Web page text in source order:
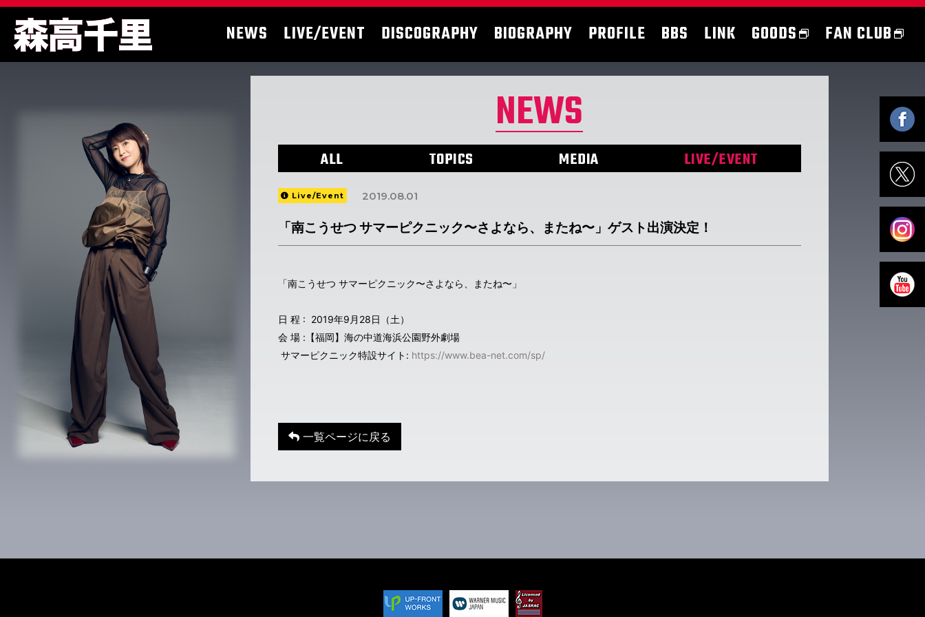
NEWS LIVE/EVENT DISCOGRAPHY BIOGRAPHY PROFILE BBS LINK GOODS FAN CLUB
NEWS
ALL TOPICS MEDIA LIVE/EVENT
Live/Event 2019.08.01
「南こうせつ サマーピクニック〜さよなら、またね〜」ゲスト出演決定！
「南こうせつ サマーピクニック〜さよなら、またね〜」
日 程 : 2019年9月28日（土）
会 場 :【福岡】海の中道海浜公園野外劇場
サマーピクニック特設サイト: https://www.bea-net.com/sp/
一覧ページに戻る